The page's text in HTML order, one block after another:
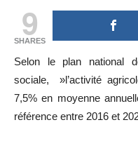
9
SHARES
Selon le plan national
sociale, »l’activité
7,5% en moyenne
référence entre 2016 et